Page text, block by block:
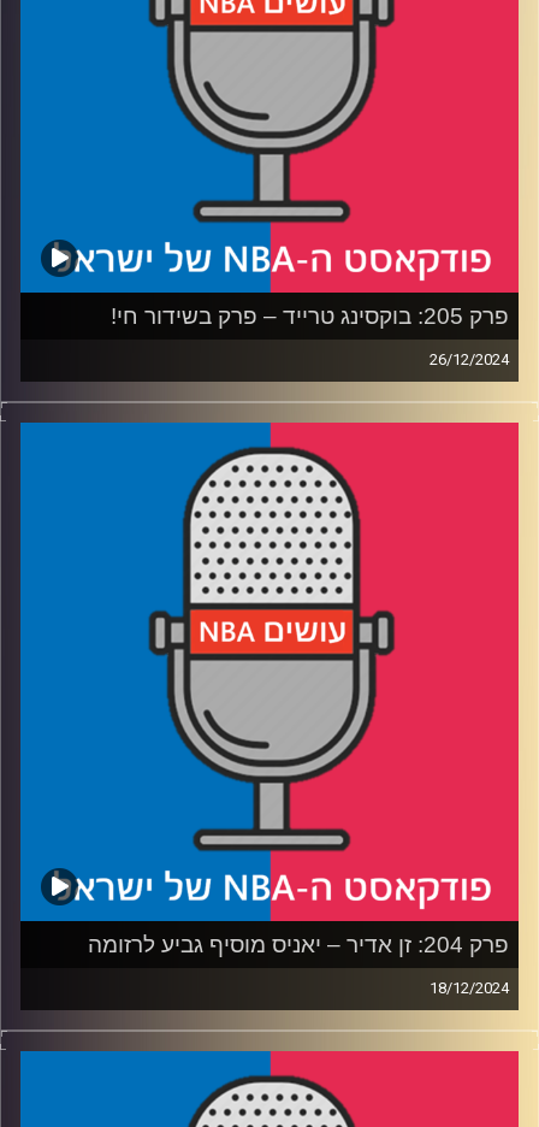
עידן לוצקי
פרק 205: בוקסינג טרייד – פרק בשידור חי!
26/12/2024
פודקאסט האן.בי.איי עם ערן סורוקה, שרון דוידוביץ', משה
דוידוביץ' ועידן לוצקי, בשיתוף קול האוניברסיטה.
רבע ראשון: עוד מפגש חג מולד חגיגי בין לברון ג׳יימס לסטף
קרי, האם הרייטינג באמת נפגע ומה הפעולות שהליגה צריכה
רבע שני: משחקי הכריסטמס עונים למעמד, דאלאס מאבריקס
מאבדת את לוקה דונציץ׳, מינסוטה טימברוולבס את היכולת
רבע שלישי: כמה באמת גדול ויקטור וומבניאמה, מה הדרך
רבע רביעי: מילון השחקנים השלם ע״פ שרון דוידוביץ׳ ושאלות
עידן לוצקי
פרק 204: זן אדיר – יאניס מוסיף גביע לרזומה
18/12/2024
פודקאסט האן.בי.איי עם ערן סורוקה, שרון דוידוביץ', משה
דוידוביץ' ועידן לוצקי, בשיתוף קול האוניברסיטה.
רבע 1: האטרף היווני, שחקני המשנה שהתעלו וההתרסקות של